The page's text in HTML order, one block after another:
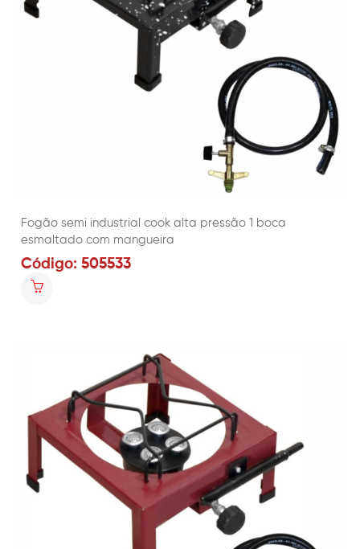
Fogão semi industrial cook alta pressão 1 boca
esmaltado com mangueira
Código: 505533